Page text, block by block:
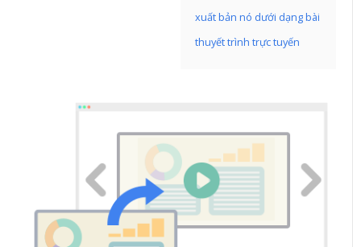
xuất bản nó dưới dạng bài
thuyết trình trực tuyến